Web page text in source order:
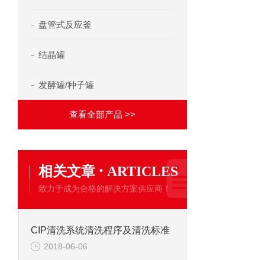
盘管式反应釜
结晶罐
发酵罐/种子罐
查看全部产品 >>
相关文章 · ARTICLES
致力于成为合格的解决方案供应商！
CIP清洗系统清洗程序及清洗标准
2018-06-06